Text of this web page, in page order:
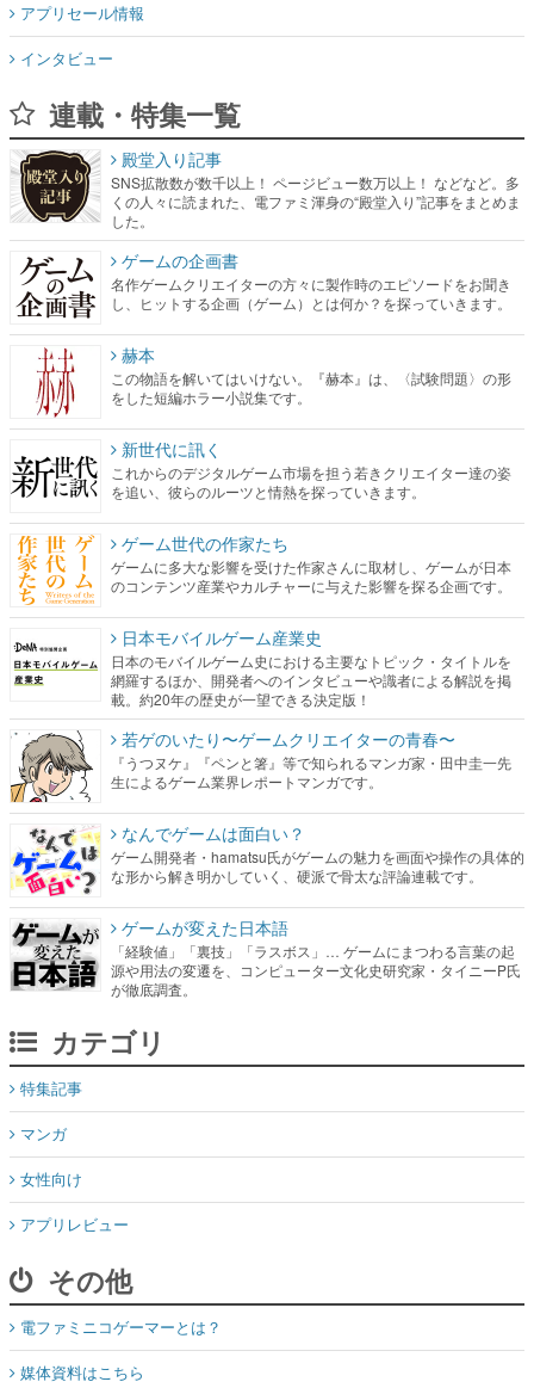
アプリセール情報
インタビュー
連載・特集一覧
殿堂入り記事
SNS拡散数が数千以上！ ページビュー数万以上！ などなど。多
くの人々に読まれた、電ファミ渾身の“殿堂入り”記事をまとめま
した。
ゲームの企画書
名作ゲームクリエイターの方々に製作時のエピソードをお聞き
し、ヒットする企画（ゲーム）とは何か？を探っていきます。
赫本
この物語を解いてはいけない。『赫本』は、〈試験問題〉の形
をした短編ホラー小説集です。
新世代に訊く
これからのデジタルゲーム市場を担う若きクリエイター達の姿
を追い、彼らのルーツと情熱を探っていきます。
ゲーム世代の作家たち
ゲームに多大な影響を受けた作家さんに取材し、ゲームが日本
のコンテンツ産業やカルチャーに与えた影響を探る企画です。
日本モバイルゲーム産業史
日本のモバイルゲーム史における主要なトピック・タイトルを
網羅するほか、開発者へのインタビューや識者による解説を掲
載。約20年の歴史が一望できる決定版！
若ゲのいたり〜ゲームクリエイターの青春〜
『うつヌケ』『ペンと箸』等で知られるマンガ家・田中圭一先
生によるゲーム業界レポートマンガです。
なんでゲームは面白い？
ゲーム開発者・hamatsu氏がゲームの魅力を画面や操作の具体的
な形から解き明かしていく、硬派で骨太な評論連載です。
ゲームが変えた日本語
「経験値」「裏技」「ラスボス」… ゲームにまつわる言葉の起
源や用法の変遷を、コンピューター文化史研究家・タイニーP氏
が徹底調査。
カテゴリ
特集記事
マンガ
女性向け
アプリレビュー
その他
電ファミニコゲーマーとは？
媒体資料はこちら